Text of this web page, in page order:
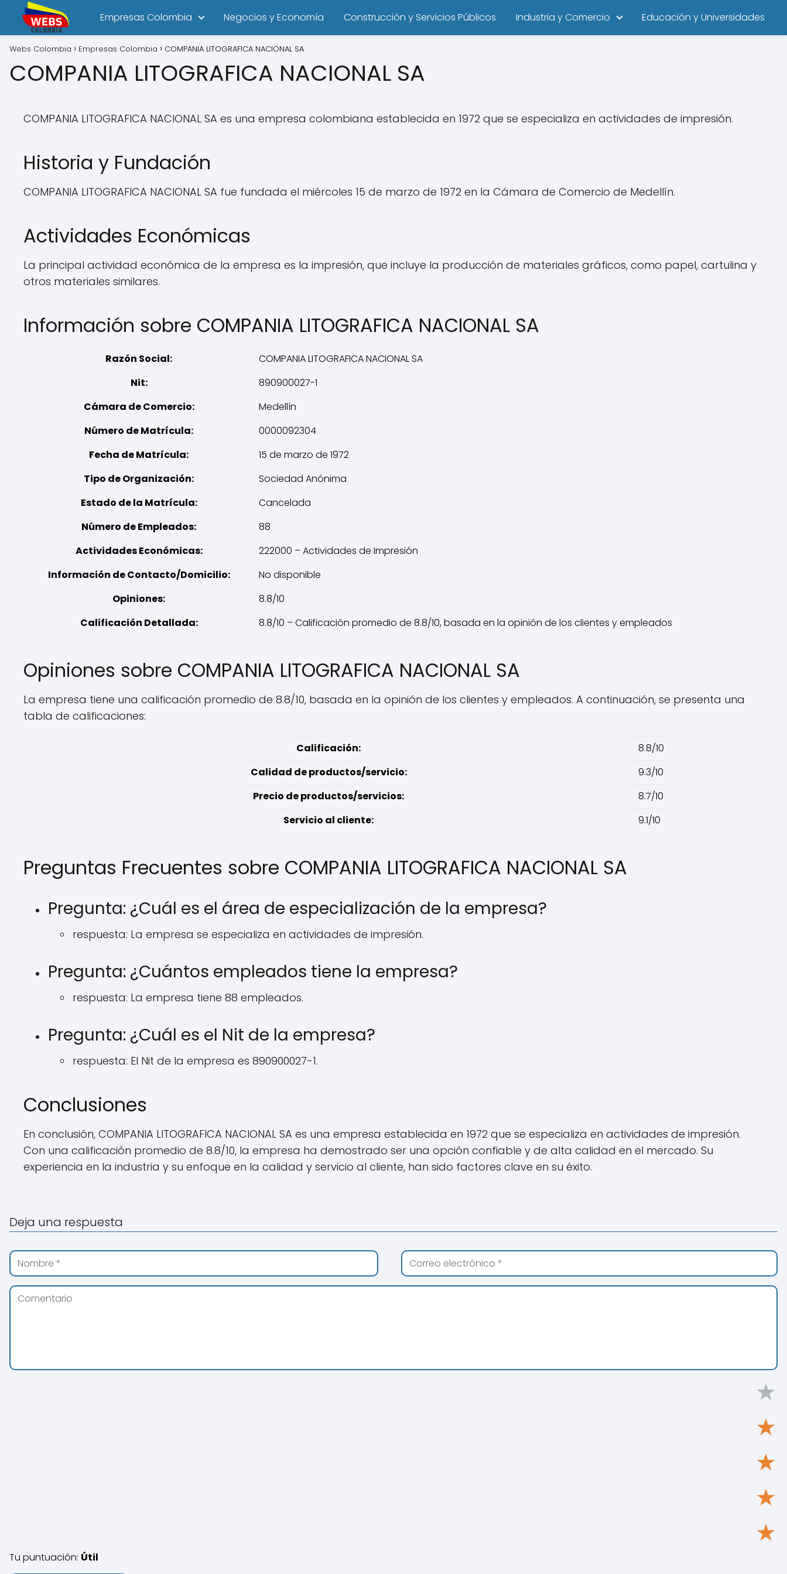
Empresas Colombia Negocios y Economía Construcción y Servicios Públicos Industria y Comercio Educación y Universidades
Webs Colombia Empresas Colombia COMPANIA LITOGRAFICA NACIONAL SA
COMPANIA LITOGRAFICA NACIONAL SA
COMPANIA LITOGRAFICA NACIONAL SA es una empresa colombiana establecida en 1972 que se especializa en actividades de impresión.
Historia y Fundación
COMPANIA LITOGRAFICA NACIONAL SA fue fundada el miércoles 15 de marzo de 1972 en la Cámara de Comercio de Medellín.
Actividades Económicas
La principal actividad económica de la empresa es la impresión, que incluye la producción de materiales gráficos, como papel, cartulina y
otros materiales similares.
Información sobre COMPANIA LITOGRAFICA NACIONAL SA
Razón Social:
COMPANIA LITOGRAFICA NACIONAL SA
Nit:
890900027-1
Cámara de Comercio:
Medellín
Número de Matrícula:
0000092304
Fecha de Matrícula:
15 de marzo de 1972
Tipo de Organización:
Sociedad Anónima
Estado de la Matrícula:
Cancelada
Número de Empleados:
88
Actividades Económicas:
222000 – Actividades de Impresión
Información de Contacto/Domicilio:
No disponible
Opiniones:
8.8/10
Calificación Detallada:
8.8/10 – Calificación promedio de 8.8/10, basada en la opinión de los clientes y empleados
Opiniones sobre COMPANIA LITOGRAFICA NACIONAL SA
La empresa tiene una calificación promedio de 8.8/10, basada en la opinión de los clientes y empleados. A continuación, se presenta una
tabla de calificaciones:
Calificación:
8.8/10
Calidad de productos/servicio:
9.3/10
Precio de productos/servicios:
8.7/10
Servicio al cliente:
9.1/10
Preguntas Frecuentes sobre COMPANIA LITOGRAFICA NACIONAL SA
Pregunta: ¿Cuál es el área de especialización de la empresa?
respuesta: La empresa se especializa en actividades de impresión.
Pregunta: ¿Cuántos empleados tiene la empresa?
respuesta: La empresa tiene 88 empleados.
Pregunta: ¿Cuál es el Nit de la empresa?
respuesta: El Nit de la empresa es 890900027-1.
Conclusiones
En conclusión, COMPANIA LITOGRAFICA NACIONAL SA es una empresa establecida en 1972 que se especializa en actividades de impresión.
Con una calificación promedio de 8.8/10, la empresa ha demostrado ser una opción confiable y de alta calidad en el mercado. Su
experiencia en la industria y su enfoque en la calidad y servicio al cliente, han sido factores clave en su éxito.
Deja una respuesta
★
★
★
★
★
Tu puntuación: Útil